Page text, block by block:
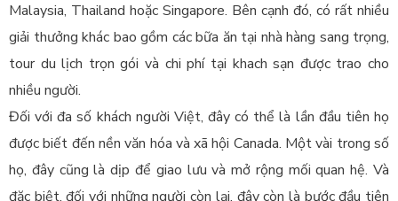
Malaysia, Thailand hoặc Singapore. Bên cạnh đó, có rất nhiều
giải thưởng khác bao gồm các bữa ăn tại nhà hàng sang trọng,
tour du lịch trọn gói và chi phí tại khach sạn được trao cho
nhiều người.
Đối với đa số khách người Việt, đây có thể là lần đầu tiên họ
được biết đến nền văn hóa và xã hội Canada. Một vài trong số
họ, đây cũng là dịp để giao lưu và mở rộng mối quan hệ. Và
đặc biệt, đối với những người còn lại, đây còn là bước đầu tiên